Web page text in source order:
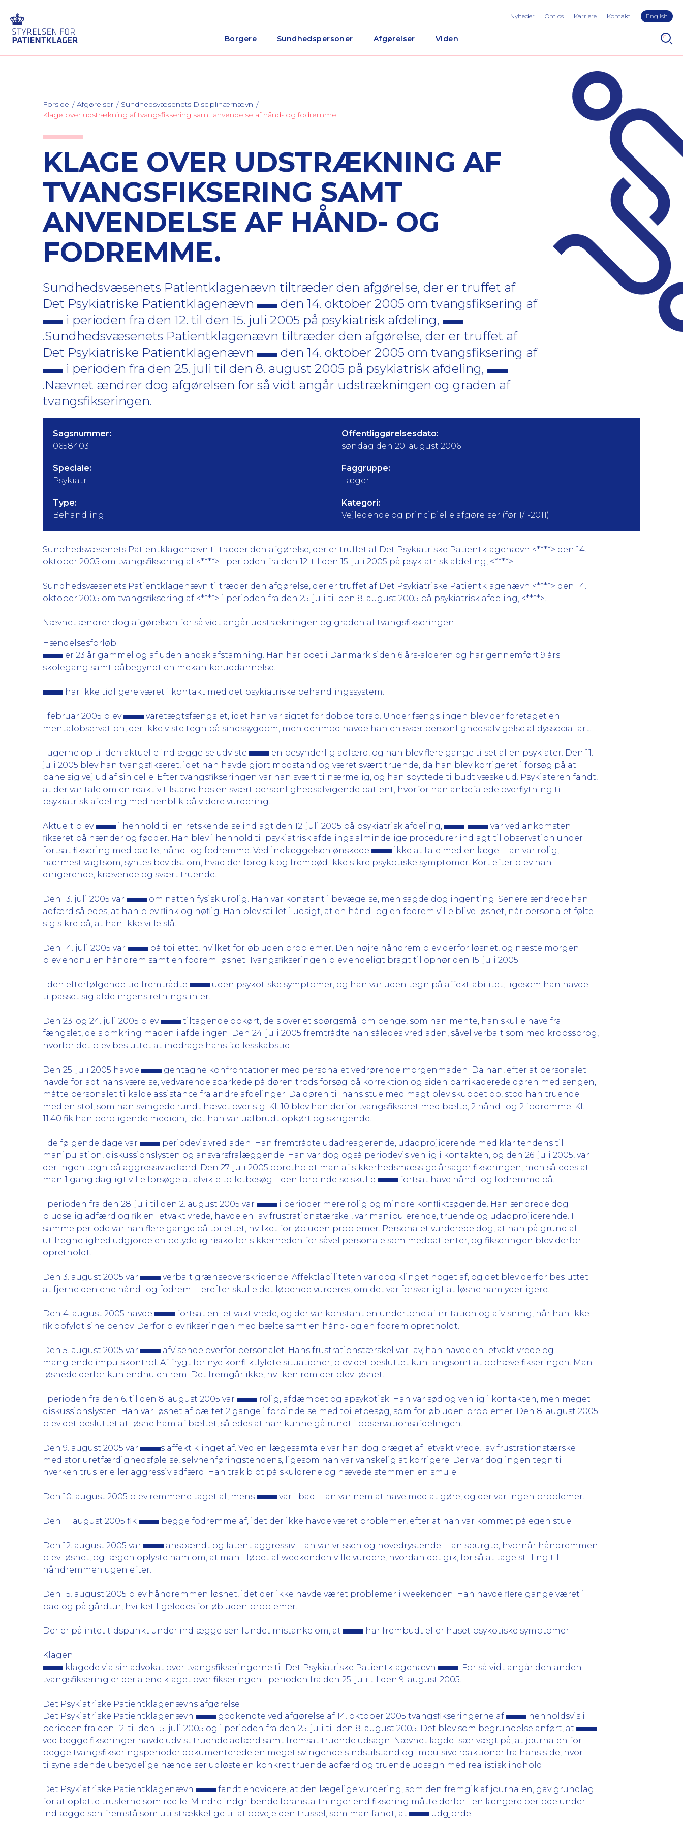
Borgere Sundhedspersoner Afgørelser Viden
Nyheder Om os Karriere Kontakt English
Forside Afgørelser
Sundhedsvæsenets Disciplinærnævn
Klage over udstrækning af tvangsfiksering samt anvendelse af hånd- og fodremme.
KLAGE OVER UDSTRÆKNING AF
TVANGSFIKSERING SAMT
ANVENDELSE AF HÅND- OG
FODREMME.
Sundhedsvæsenets Patientklagenævn tiltræder den afgørelse, der er truffet af
Det Psykiatriske Patientklagenævn
den 14. oktober 2005 om tvangsfiksering af
i perioden fra den 12. til den 15. juli 2005 på psykiatrisk afdeling,
.Sundhedsvæsenets Patientklagenævn tiltræder den afgørelse, der er truffet af
Det Psykiatriske Patientklagenævn
den 14. oktober 2005 om tvangsfiksering af
i perioden fra den 25. juli til den 8. august 2005 på psykiatrisk afdeling,
.Nævnet ændrer dog afgørelsen for så vidt angår udstrækningen og graden af
tvangsfikseringen.
Sagsnummer:
0658403
Offentliggørelsesdato:
søndag den 20. august 2006
Speciale:
Psykiatri
Faggruppe:
Læger
Type:
Behandling
Kategori:
Vejledende og principielle afgørelser (før 1/1-2011)
Sundhedsvæsenets Patientklagenævn tiltræder den afgørelse, der er truffet af Det Psykiatriske Patientklagenævn <****> den 14.
oktober 2005 om tvangsfiksering af <****> i perioden fra den 12. til den 15. juli 2005 på psykiatrisk afdeling, <****>.
Sundhedsvæsenets Patientklagenævn tiltræder den afgørelse, der er truffet af Det Psykiatriske Patientklagenævn <****> den 14.
oktober 2005 om tvangsfiksering af <****> i perioden fra den 25. juli til den 8. august 2005 på psykiatrisk afdeling, <****>.
Nævnet ændrer dog afgørelsen for så vidt angår udstrækningen og graden af tvangsfikseringen.
Hændelsesforløb
er 23 år gammel og af udenlandsk afstamning. Han har boet i Danmark siden 6 års-alderen og har gennemført 9 års
skolegang samt påbegyndt en mekanikeruddannelse.
har ikke tidligere været i kontakt med det psykiatriske behandlingssystem.
I februar 2005 blev
varetægtsfængslet, idet han var sigtet for dobbeltdrab. Under fængslingen blev der foretaget en
mentalobservation, der ikke viste tegn på sindssygdom, men derimod havde han en svær personlighedsafvigelse af dyssocial art.
I ugerne op til den aktuelle indlæggelse udviste
en besynderlig adfærd, og han blev flere gange tilset af en psykiater. Den 11.
juli 2005 blev han tvangsfikseret, idet han havde gjort modstand og været svært truende, da han blev korrigeret i forsøg på at
bane sig vej ud af sin celle. Efter tvangsfikseringen var han svært tilnærmelig, og han spyttede tilbudt væske ud. Psykiateren fandt,
at der var tale om en reaktiv tilstand hos en svært personlighedsafvigende patient, hvorfor han anbefalede overflytning til
psykiatrisk afdeling med henblik på videre vurdering.
Aktuelt blev i henhold til en retskendelse indlagt den 12. juli 2005 på psykiatrisk afdeling, .
var ved ankomsten
fikseret på hænder og fødder. Han blev i henhold til psykiatrisk afdelings almindelige procedurer indlagt til observation under
fortsat fiksering med bælte, hånd- og fodremme. Ved indlæggelsen ønskede
ikke at tale med en læge. Han var rolig,
nærmest vagtsom, syntes bevidst om, hvad der foregik og frembød ikke sikre psykotiske symptomer. Kort efter blev han
dirigerende, krævende og svært truende.
Den 13. juli 2005 var
om natten fysisk urolig. Han var konstant i bevægelse, men sagde dog ingenting. Senere ændrede han
adfærd således, at han blev flink og høflig. Han blev stillet i udsigt, at en hånd- og en fodrem ville blive løsnet, når personalet følte
sig sikre på, at han ikke ville slå.
Den 14. juli 2005 var
på toilettet, hvilket forløb uden problemer. Den højre håndrem blev derfor løsnet, og næste morgen
blev endnu en håndrem samt en fodrem løsnet. Tvangsfikseringen blev endeligt bragt til ophør den 15. juli 2005.
I den efterfølgende tid fremtrådte
uden psykotiske symptomer, og han var uden tegn på affektlabilitet, ligesom han havde
tilpasset sig afdelingens retningslinier.
Den 23. og 24. juli 2005 blev
tiltagende opkørt, dels over et spørgsmål om penge, som han mente, han skulle have fra
fængslet, dels omkring maden i afdelingen. Den 24. juli 2005 fremtrådte han således vredladen, såvel verbalt som med kropssprog,
hvorfor det blev besluttet at inddrage hans fællesskabstid.
Den 25. juli 2005 havde
gentagne konfrontationer med personalet vedrørende morgenmaden. Da han, efter at personalet
havde forladt hans værelse, vedvarende sparkede på døren trods forsøg på korrektion og siden barrikaderede døren med sengen,
måtte personalet tilkalde assistance fra andre afdelinger. Da døren til hans stue med magt blev skubbet op, stod han truende
med en stol, som han svingede rundt hævet over sig. Kl. 10 blev han derfor tvangsfikseret med bælte, 2 hånd- og 2 fodremme. Kl.
11.40 fik han beroligende medicin, idet han var uafbrudt opkørt og skrigende.
I de følgende dage var
periodevis vredladen. Han fremtrådte udadreagerende, udadprojicerende med klar tendens til
manipulation, diskussionslysten og ansvarsfralæggende. Han var dog også periodevis venlig i kontakten, og den 26. juli 2005, var
der ingen tegn på aggressiv adfærd. Den 27. juli 2005 opretholdt man af sikkerhedsmæssige årsager fikseringen, men således at
man 1 gang dagligt ville forsøge at afvikle toiletbesøg. I den forbindelse skulle
fortsat have hånd- og fodremme på.
I perioden fra den 28. juli til den 2. august 2005 var
i perioder mere rolig og mindre konfliktsøgende. Han ændrede dog
pludselig adfærd og fik en letvakt vrede, havde en lav frustrationstærskel, var manipulerende, truende og udadprojicerende. I
samme periode var han flere gange på toilettet, hvilket forløb uden problemer. Personalet vurderede dog, at han på grund af
utilregnelighed udgjorde en betydelig risiko for sikkerheden for såvel personale som medpatienter, og fikseringen blev derfor
opretholdt.
Den 3. august 2005 var
verbalt grænseoverskridende. Affektlabiliteten var dog klinget noget af, og det blev derfor besluttet
at fjerne den ene hånd- og fodrem. Herefter skulle det løbende vurderes, om det var forsvarligt at løsne ham yderligere.
Den 4. august 2005 havde
fortsat en let vakt vrede, og der var konstant en undertone af irritation og afvisning, når han ikke
fik opfyldt sine behov. Derfor blev fikseringen med bælte samt en hånd- og en fodrem opretholdt.
Den 5. august 2005 var
afvisende overfor personalet. Hans frustrationstærskel var lav, han havde en letvakt vrede og
manglende impulskontrol. Af frygt for nye konfliktfyldte situationer, blev det besluttet kun langsomt at ophæve fikseringen. Man
løsnede derfor kun endnu en rem. Det fremgår ikke, hvilken rem der blev løsnet.
I perioden fra den 6. til den 8. august 2005 var
rolig, afdæmpet og apsykotisk. Han var sød og venlig i kontakten, men meget
diskussionslysten. Han var løsnet af bæltet 2 gange i forbindelse med toiletbesøg, som forløb uden problemer. Den 8. august 2005
blev det besluttet at løsne ham af bæltet, således at han kunne gå rundt i observationsafdelingen.
Den 9. august 2005 var
s affekt klinget af. Ved en lægesamtale var han dog præget af letvakt vrede, lav frustrationstærskel
med stor uretfærdighedsfølelse, selvhenføringstendens, ligesom han var vanskelig at korrigere. Der var dog ingen tegn til
hverken trusler eller aggressiv adfærd. Han trak blot på skuldrene og hævede stemmen en smule.
Den 10. august 2005 blev remmene taget af, mens var i bad. Han var nem at have med at gøre, og der var ingen problemer.
Den 11. august 2005 fik begge fodremme af, idet der ikke havde været problemer, efter at han var kommet på egen stue.
Den 12. august 2005 var
anspændt og latent aggressiv. Han var vrissen og hovedrystende. Han spurgte, hvornår håndremmen
blev løsnet, og lægen oplyste ham om, at man i løbet af weekenden ville vurdere, hvordan det gik, for så at tage stilling til
håndremmen ugen efter.
Den 15. august 2005 blev håndremmen løsnet, idet der ikke havde været problemer i weekenden. Han havde flere gange været i
bad og på gårdtur, hvilket ligeledes forløb uden problemer.
Der er på intet tidspunkt under indlæggelsen fundet mistanke om, at har frembudt eller huset psykotiske symptomer.
Klagen
klagede via sin advokat over tvangsfikseringerne til Det Psykiatriske Patientklagenævn
. For så vidt angår den anden
tvangsfiksering er der alene klaget over fikseringen i perioden fra den 25. juli til den 9. august 2005.
Det Psykiatriske Patientklagenævns afgørelse
Det Psykiatriske Patientklagenævn
godkendte ved afgørelse af 14. oktober 2005 tvangsfikseringerne af
henholdsvis i
perioden fra den 12. til den 15. juli 2005 og i perioden fra den 25. juli til den 8. august 2005. Det blev som begrundelse anført, at
ved begge fikseringer havde udvist truende adfærd samt fremsat truende udsagn. Nævnet lagde især vægt på, at journalen for
begge tvangsfikseringsperioder dokumenterede en meget svingende sindstilstand og impulsive reaktioner fra hans side, hvor
tilsyneladende ubetydelige hændelser udløste en konkret truende adfærd og truende udsagn med realistisk indhold.
Det Psykiatriske Patientklagenævn
fandt endvidere, at den lægelige vurdering, som den fremgik af journalen, gav grundlag
for at opfatte truslerne som reelle. Mindre indgribende foranstaltninger end fiksering måtte derfor i en længere periode under
indlæggelsen fremstå som utilstrækkelige til at opveje den trussel, som man fandt, at
udgjorde.